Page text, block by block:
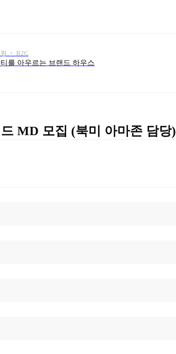
‧ B2C
를 아우르는 브랜드 하우스
MD 모집 (북미 아마존 담당)